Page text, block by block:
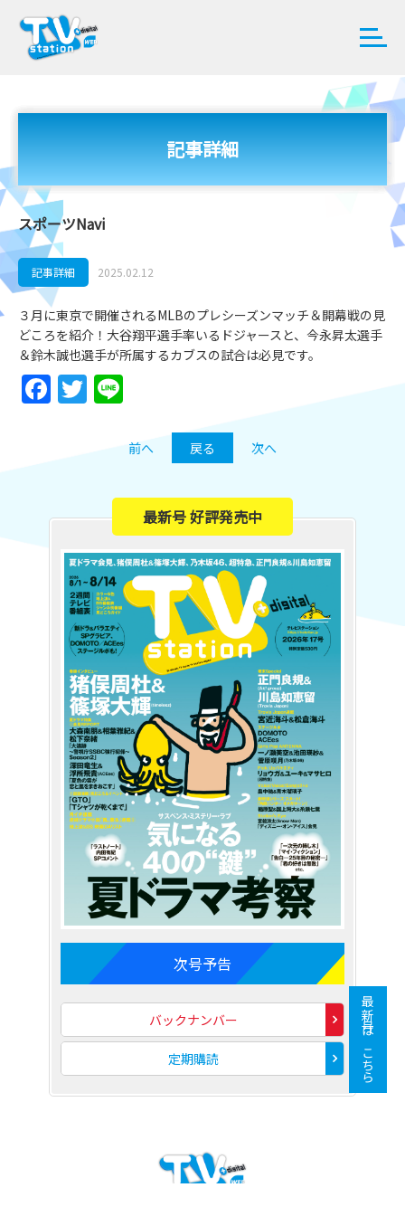
記事詳細
スポーツNavi
記事詳細 2025.02.12
３月に東京で開催されるMLBのプレシーズンマッチ＆開幕戦の見
どころを紹介！大谷翔平選手率いるドジャースと、今永昇太選手
＆鈴木誠也選手が所属するカブスの試合は必見です。
Facebook
Twitter
前へ 戻る 次へ
最新号 好評発売中
次号予告
バックナンバー
定期購読 最新号はこちら